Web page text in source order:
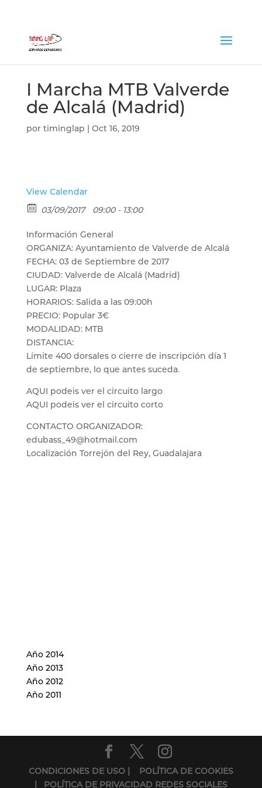
I Marcha MTB Valverde
de Alcalá (Madrid)
por timinglap | Oct 16, 2019
View Calendar
03/09/2017
09:00 - 13:00
Información General
ORGANIZA: Ayuntamiento de Valverde de Alcalá
FECHA: 03 de Septiembre de 2017
CIUDAD: Valverde de Alcalá (Madrid)
LUGAR: Plaza
HORARIOS: Salida a las 09:00h
PRECIO: Popular 3€
MODALIDAD: MTB
DISTANCIA:
Límite 400 dorsales o cierre de inscripción día 1
de septiembre, lo que antes suceda.
AQUI podeis ver el circuito largo
AQUI podeis ver el circuito corto
CONTACTO ORGANIZADOR:
edubass_49@hotmail.com
Localización Torrejón del Rey, Guadalajara
Año 2014
Año 2013
Año 2012
Año 2011
CONDICIONES DE USO | POLÍTICA DE COOKIES
| POLÍTICA DE PRIVACIDAD REDES SOCIALES